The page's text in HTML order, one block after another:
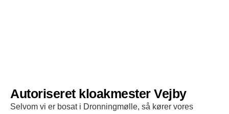
Autoriseret kloakmester Vejby
Selvom vi er bosat i Dronningmølle, så kører vores